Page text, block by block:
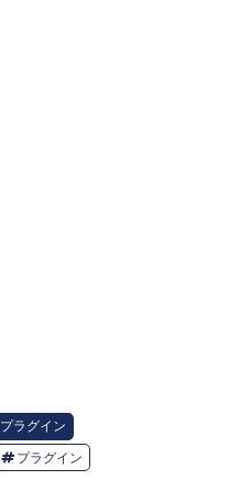
プラグイン
プラグイン